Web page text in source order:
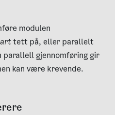
modulen
tett på, eller parallelt
parallell gjennomføring gir
kan være krevende.